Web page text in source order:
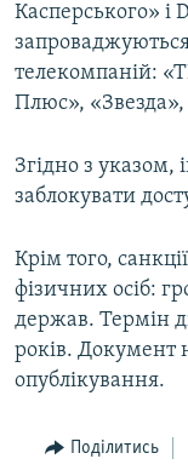
Касперського» і
телекомпаній:
Плюс»,
Згідно з указом,
заблокувати
Крім того,
фізичних осіб:
держав. Термін
років. Документ
опублікування.
Поділитись